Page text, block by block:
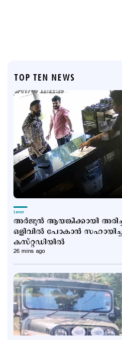
TOP TEN NEWS
Latest
അര്‍ജുന്‍ ആയങ്കിക്കായി
ഒളിവില്‍ പോകാന്‍
കസ്റ്റഡിയില്‍
26 mins ago